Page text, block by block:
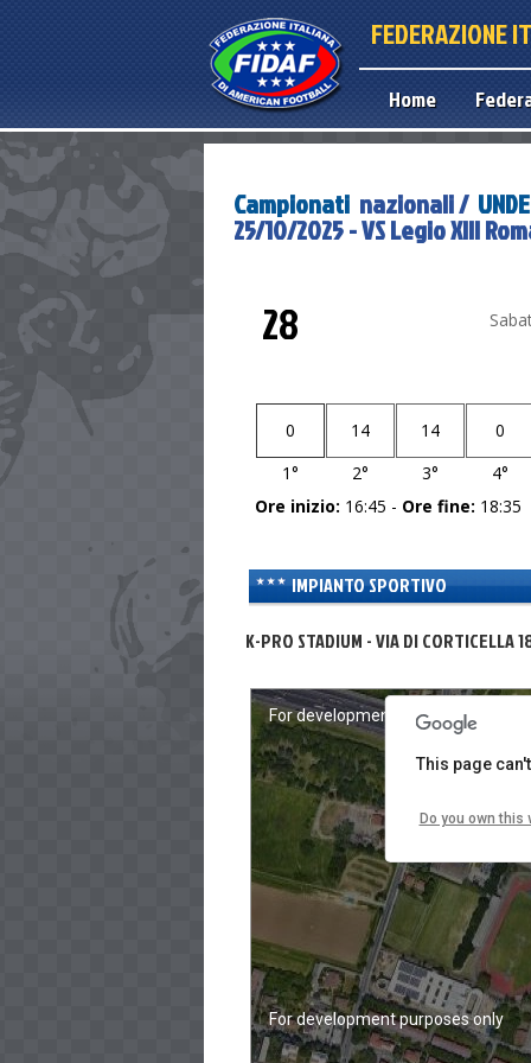
FEDERAZIONE
Home
Campionati nazionali /
25/10/2025 - VS Legio XIII
28
0 14 14
0
1°
2° 3°
4°
Ore inizio: 16:45 - Ore fine: 18:35
IMPIANTO SPORTIVO
K-PRO STADIUM - VIA DI CORTICELLA
For development purposes only
For development purposes only
This page
Do you own this